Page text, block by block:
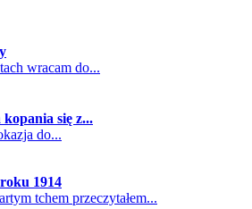
wracam do...
się z...
do...
1914
tchem przeczytałem...